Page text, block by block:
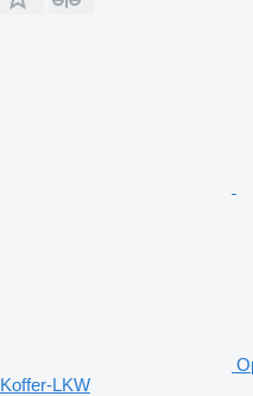
Koffer-LKW